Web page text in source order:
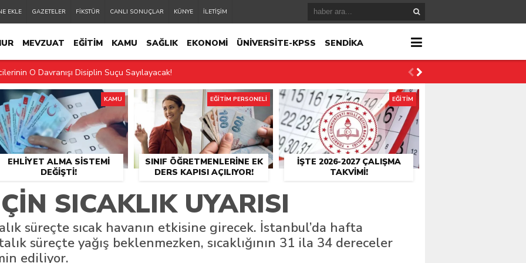
EKLE GAZETELER FİKSTÜR CANLI SONUÇLAR KÜNYE İLETİŞİM
MEVZUAT EĞİTİM KAMU SAĞLIK EKONOMİ ÜNİVERSİTE-KPSS SENDİKA
EĞİTİM PERSONELİ 2.MANŞET SON DAKİKA
O Davranışı Disiplin Suçu Sayılayacak!
Mesai Sistemine Geçiyor!
Devamsızlık Şartı Geldi
Sistemi Değişti
Dikkat Etmesi Gereken 10 Kural
Medya Uyarısı!
başlıyor
değişti
EHLIYET ALMA SISTEMI
DEĞIŞTI!
KAMU
SINIF ÖĞRETMENLERINE EK
DERS KAPISI AÇILIYOR!
EĞİTİM PERSONELİ
İŞTE 2026-2027 ÇALIŞMA
TAKVIMI!
EĞİTİM
SICAKLIK UYARISI
süreçte sıcak havanın etkisine girecek. İstanbul’da hafta
süreçte yağış beklenmezken, sıcaklığının 31 ila 34 dereceler
ediliyor.